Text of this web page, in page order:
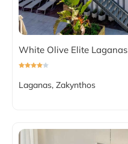
White Olive Elite Laganas
Laganas, Zakynthos